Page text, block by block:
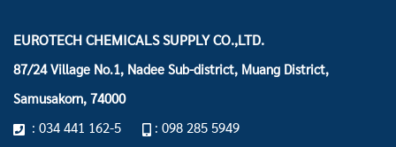
EUROTECH CHEMICALS SUPPLY CO.,LTD.
87/24 Village No.1, Nadee Sub-district, Muang District,
Samusakorn, 74000
: 034 441 162-5 : 098 285 5949